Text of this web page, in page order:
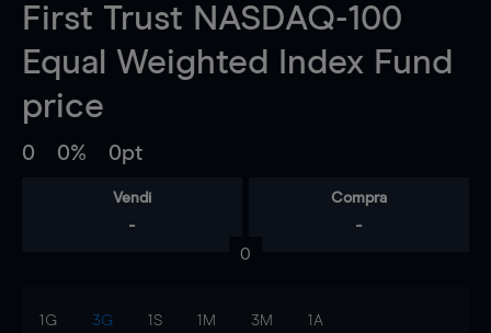
First Trust NASDAQ-100
Equal Weighted Index Fund
price
0 0% 0pt
Vendi
-
Compra
-
0
1G 3G 1S 1M 3M 1A